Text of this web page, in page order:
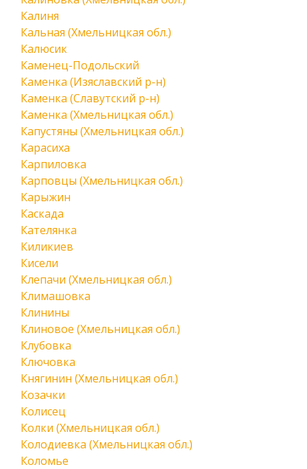
Калиня
Кальная (Хмельницкая обл.)
Калюсик
Каменец-Подольский
Каменка (Изяславский р-н)
Каменка (Славутский р-н)
Каменка (Хмельницкая обл.)
Капустяны (Хмельницкая обл.)
Карасиха
Карпиловка
Карповцы (Хмельницкая обл.)
Карыжин
Каскада
Кателянка
Киликиев
Кисели
Клепачи (Хмельницкая обл.)
Климашовка
Клинины
Клиновое (Хмельницкая обл.)
Клубовка
Ключовка
Княгинин (Хмельницкая обл.)
Козачки
Колисец
Колки (Хмельницкая обл.)
Колодиевка (Хмельницкая обл.)
Коломье